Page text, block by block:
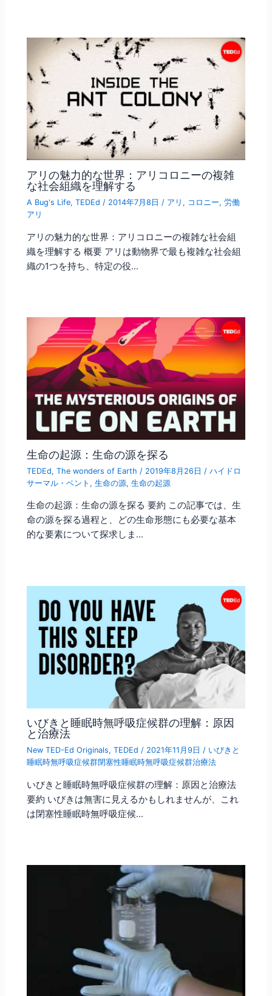
アリの魅力的な世界：アリコロニーの複雑
な社会組織を理解する
A Bug's Life,TEDEd / 2014年7月8日/ アリ , コロニー,労働
アリ
アリの魅力的な世界：アリコロニーの複雑な社会組
織を理解する 概要 アリは動物界で最も複雑な社会組
織の1つを持ち、特定の役…
生命の起源：生命の源を探る
TEDEd,The wonders of Earth / 2019年8月26日 /ハイドロ
サーマル・ベント ,生命の源,生命の起源
生命の起源：生命の源を探る 要約 この記事では、生
命の源を探る過程と、どの生命形態にも必要な基本
的な要素について探求しま…
いびきと睡眠時無呼吸症候群の理解：原因
と治療法
New TED-Ed Originals,TEDEd / 2021年11月9日/ いびきと
睡眠時無呼吸症候群閉塞性睡眠時無呼吸症候群治療法
いびきと睡眠時無呼吸症候群の理解：原因と治療法
要約 いびきは無害に見えるかもしれませんが、これ
は閉塞性睡眠時無呼吸症候…